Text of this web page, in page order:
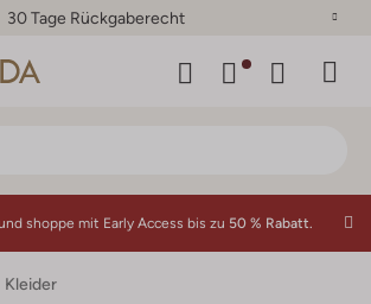
30 Tage Rückgaberecht
shoppe mit Early Access bis zu 50 % Rabatt.
Kleider